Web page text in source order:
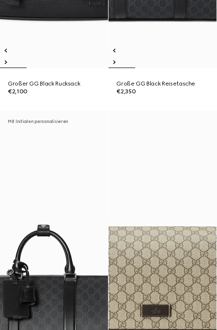
Großer GG Black Rucksack
€2,100
Große GG Black Reisetasche
€2,350
Mit Initialen personalisieren